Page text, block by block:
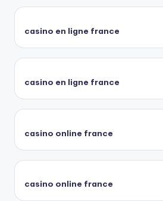
casino en ligne france
casino en ligne france
casino online france
casino online france